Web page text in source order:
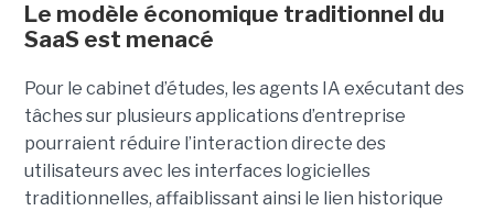
Le modèle économique traditionnel du
SaaS est menacé
Pour le cabinet d’études, les agents IA exécutant des
tâches sur plusieurs applications d’entreprise
pourraient réduire l’interaction directe des
utilisateurs avec les interfaces logicielles
traditionnelles, affaiblissant ainsi le lien historique